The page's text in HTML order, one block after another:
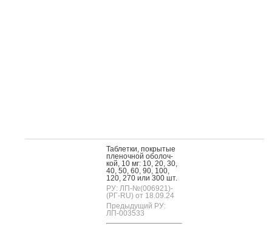
Таб­летки, пок­ры­тые
пле­ноч­ной обо­лоч­
кой, 10 мг: 10, 20, 30,
40, 50, 60, 90, 100,
120, 270 или 300 шт.
РУ: ЛП-№(006921)-
(РГ-RU) от 18.09.24
Предыдущий РУ:
ЛП-003533